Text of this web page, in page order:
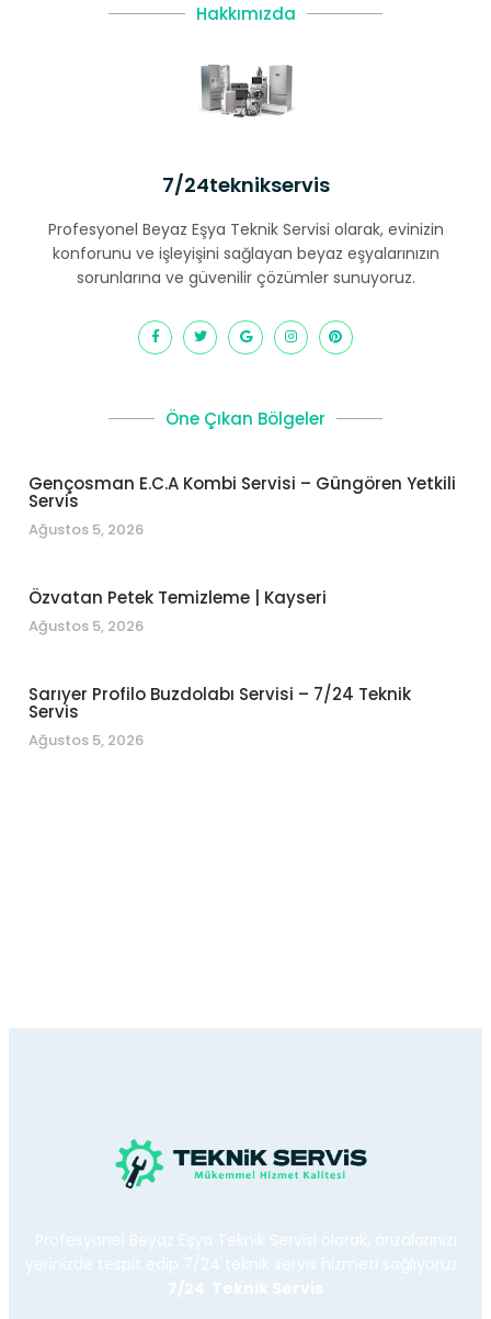
Hakkımızda
7/24teknikservis
Profesyonel Beyaz Eşya Teknik Servisi olarak, evinizin
konforunu ve işleyişini sağlayan beyaz eşyalarınızın
sorunlarına ve güvenilir çözümler sunuyoruz.
Öne Çıkan Bölgeler
Gençosman E.C.A Kombi Servisi – Güngören Yetkili
Servis
Ağustos 5, 2026
Özvatan Petek Temizleme | Kayseri
Ağustos 5, 2026
Sarıyer Profilo Buzdolabı Servisi – 7/24 Teknik
Servis
Ağustos 5, 2026
Profesyonel Beyaz Eşya Teknik Servisi olarak, arızalarınızı
yerinizde tespit edip 7/24 teknik servis hizmeti sağlıyoruz.
7/24 Teknik Servis